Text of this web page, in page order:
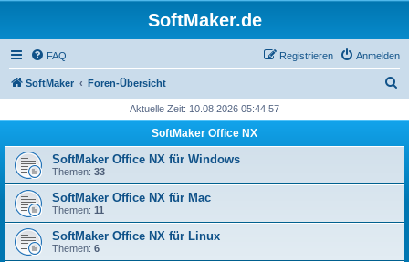
SoftMaker.de
FAQ Anmelden
Registrieren
SoftMaker Foren-Übersicht
h
Aktuelle Zeit: 10.08.2026 05:44:57
SoftMaker Office NX
SoftMaker Office NX für Windows
Themen: 33
SoftMaker Office NX für Mac
Themen: 11
SoftMaker Office NX für Linux
Themen: 6